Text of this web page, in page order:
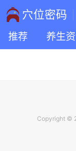
穴位密码
推荐 养生
Copyright ©